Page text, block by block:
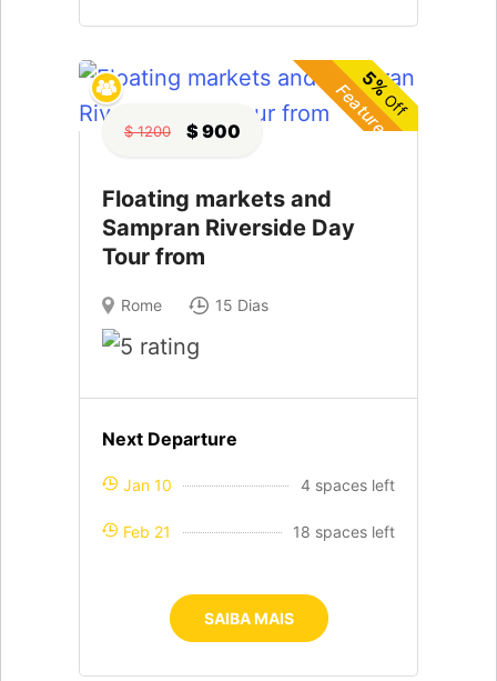
5%
Off
Featured
$ 1200 $ 900
Floating markets and
Sampran Riverside Day
Tour from
Rome 15 Dias
Next Departure
Jan 10 4 spaces left
Feb 21 18 spaces left
SAIBA MAIS